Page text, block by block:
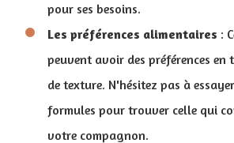
pour ses besoins.
Les préférences alimentaires :
peuvent avoir des préférences en
de texture. N'hésitez pas à
formules pour trouver celle qui
votre compagnon.